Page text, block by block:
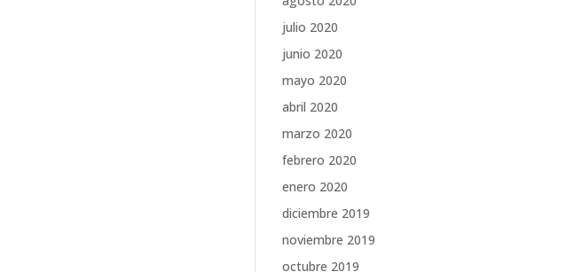
julio 2020
junio 2020
mayo 2020
abril 2020
marzo 2020
febrero 2020
enero 2020
diciembre 2019
noviembre 2019
octubre 2019